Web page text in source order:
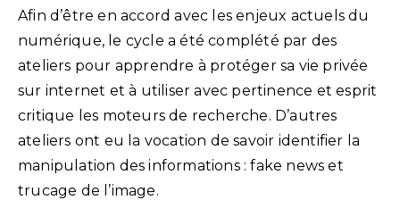
Afin d’être en accord avec les enjeux actuels du
numérique, le cycle a été complété par des
ateliers pour apprendre à protéger sa vie privée
sur internet et à utiliser avec pertinence et esprit
critique les moteurs de recherche. D’autres
ateliers ont eu la vocation de savoir identifier la
manipulation des informations : fake news et
trucage de l’image.